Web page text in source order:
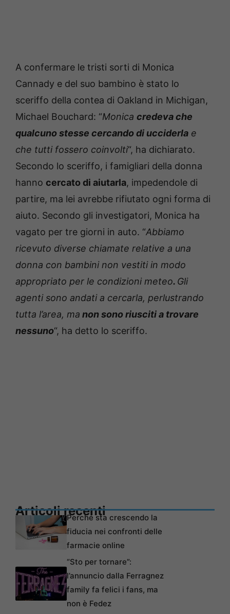
A confermare le tristi sorti di Monica
Cannady e del suo bambino è stato lo
sceriffo della contea di Oakland in Michigan,
Michael Bouchard: “Monica credeva che
qualcuno stesse cercando di ucciderla e
che tutti fossero coinvolti“, ha dichiarato.
Secondo lo sceriffo, i famigliari della donna
hanno cercato di aiutarla, impedendole di
partire, ma lei avrebbe rifiutato ogni forma di
aiuto. Secondo gli investigatori, Monica ha
vagato per tre giorni in auto. “Abbiamo
ricevuto diverse chiamate relative a una
donna con bambini non vestiti in modo
appropriato per le condizioni meteo. Gli
agenti sono andati a cercarla, perlustrando
tutta l’area, ma non sono riusciti a trovare
nessuno“, ha detto lo sceriffo.
Articoli recentiPerché sta crescendo la
fiducia nei confronti delle
farmacie online
“Sto per tornare”:
l’annuncio dalla Ferragnez
family fa felici i fans, ma
non è Fedez